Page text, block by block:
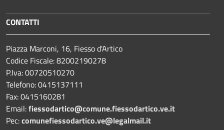
CONTATTI
Piazza Marconi, 16, Fiesso d'Artico
Codice Fiscale: 82002190278
P.Iva: 00720510270
Telefono:0415137111
Fax:0415160281
Email:fiessodartico@comune.fiessodartico.ve.it
Pec:comunefiessodartico.ve@legalmail.it